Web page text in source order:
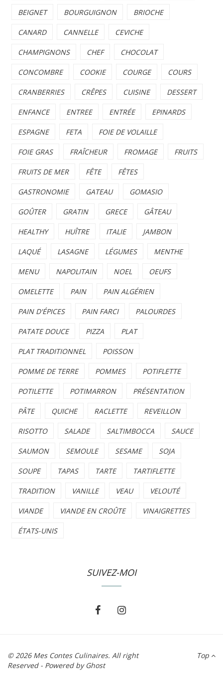
BEIGNET BOURGUIGNON BRIOCHE
CANARD CANNELLE CEVICHE
CHAMPIGNONS CHEF CHOCOLAT
CONCOMBRE COOKIE COURGE COURS
CRANBERRIES CRÊPES CUISINE DESSERT
ENFANCE ENTREE ENTRÉE EPINARDS
ESPAGNE FETA FOIE DE VOLAILLE
FOIE GRAS FRAÎCHEUR FROMAGE FRUITS
FRUITS DE MER FÊTE FÊTES
GASTRONOMIE GATEAU GOMASIO
GOÛTER GRATIN GRECE GÂTEAU
HEALTHY HUÎTRE ITALIE JAMBON
LAQUÉ LASAGNE LÉGUMES MENTHE
MENU NAPOLITAIN NOEL OEUFS
OMELETTE PAIN PAIN ALGÉRIEN
PAIN D'ÉPICES PAIN FARCI PALOURDES
PATATE DOUCE PIZZA PLAT
PLAT TRADITIONNEL POISSON
POMME DE TERRE POMMES POTIFLETTE
POTILETTE POTIMARRON PRÉSENTATION
PÂTE QUICHE RACLETTE REVEILLON
RISOTTO SALADE SALTIMBOCCA SAUCE
SAUMON SEMOULE SESAME SOJA
SOUPE TAPAS TARTE TARTIFLETTE
TRADITION VANILLE VEAU VELOUTÉ
VIANDE VIANDE EN CROÛTE VINAIGRETTES
ÉTATS-UNIS
SUIVEZ-MOI
© 2026 Mes Contes Culinaires. All right
Reserved - Powered by Ghost
Top